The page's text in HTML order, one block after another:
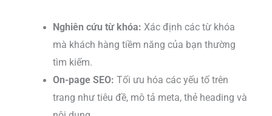
Nghiên cứu từ khóa: Xác định các từ khóa
mà khách hàng tiềm năng của bạn thường
tìm kiếm.
On-page SEO: Tối ưu hóa các yếu tố trên
trang như tiêu đề, mô tả meta, thẻ heading và